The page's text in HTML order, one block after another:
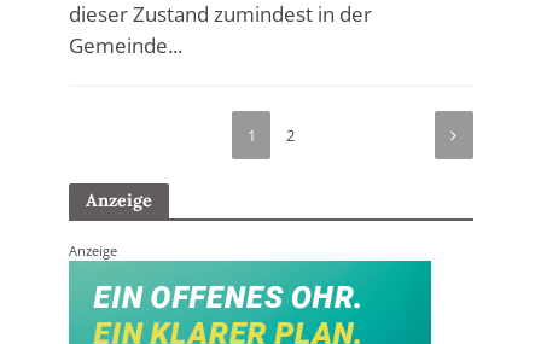
dieser Zustand zumindest in der
Gemeinde...
1 2
Anzeige
Anzeige